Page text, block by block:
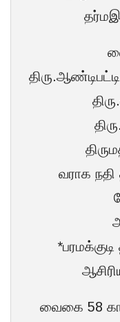
வராக நதி
வைகை 58